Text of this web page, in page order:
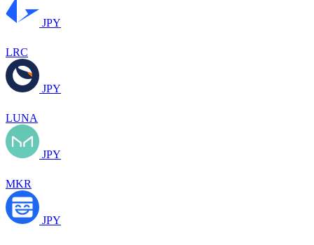
JPY
LRC
JPY
LUNA
JPY
MKR
JPY